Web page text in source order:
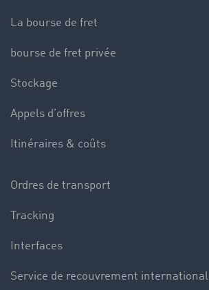
La bourse de fret
bourse de fret privée
Stockage
Appels d’offres
Itinéraires & coûts
Ordres de transport
Tracking
Interfaces
Service de recouvrement international